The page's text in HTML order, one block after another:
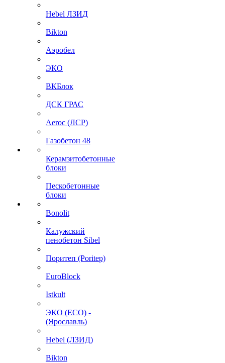
Hebel ЛЗИД
Bikton
Аэробел
ЭКО
ВКБлок
ДСК ГРАС
Aeroc (ЛСР)
Газобетон 48
Керамзитобетонные
блоки
Пескобетонные
блоки
Bonolit
Калужский
пенобетон Sibel
Поритеп (Poritep)
EuroBlock
Istkult
ЭКО (ECO) -
(Ярославль)
Hebel (ЛЗИД)
Bikton